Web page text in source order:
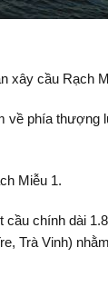
xây cầu Rạch
về phía
Miễu 1.
chính dài
Trà Vinh)